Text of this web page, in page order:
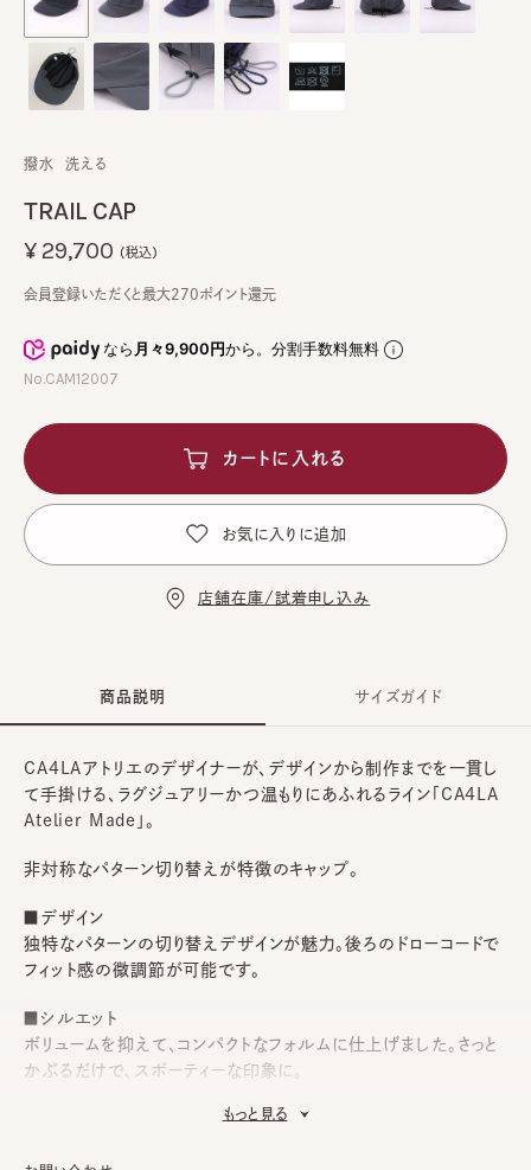
TRAIL CAP
撥水 洗える
なら月々9,900円から。分割手数料無料
No.CAM12007
¥29,700 (税込)
会員登録いただくと最大270ポイント還元
カートに入れる
お気に入りに追加
店舗在庫/試着申し込み
商品説明
CA4LAアトリエのデザイナーが、デザインから制作までを一貫し
て手掛ける、ラグジュアリーかつ温もりにあふれるライン「CA4LA
Atelier Made」。
非対称なパターン切り替えが特徴のキャップ。
■デザイン
独特なパターンの切り替えデザインが魅力。後ろのドローコードで
フィット感の微調節が可能です。
■シルエット
ボリュームを抑えて、コンパクトなフォルムに仕上げました。さっと
かぶるだけで、スポーティーな印象に。
もっと見る
サイズガイド